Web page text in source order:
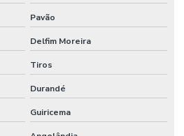
Pavão
Delfim Moreira
Tiros
Durandé
Guiricema